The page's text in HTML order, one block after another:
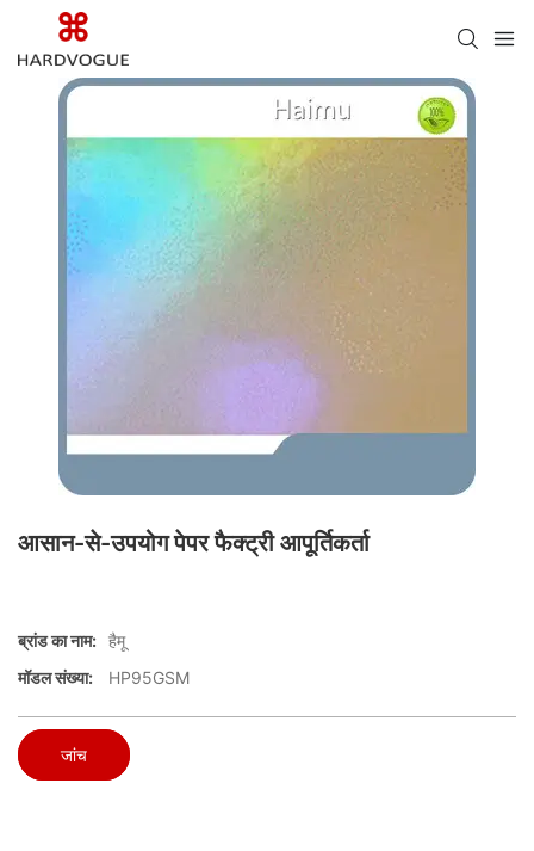
आसान-से-उपयोग पेपर फैक्ट्री आपूर्तिकर्ता
ब्रांड का नाम: हैमू
मॉडल संख्या:
HP95GSM
जांच